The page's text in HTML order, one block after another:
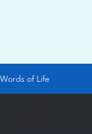
Words of Life